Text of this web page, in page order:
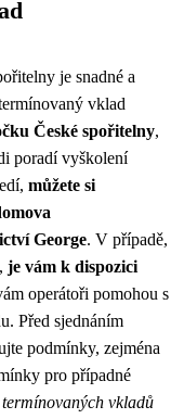
je snadné a
vklad
České spořitelny,
poradí vyškolení
můžete si
George. V případě,
je vám k dispozici
operátoři pomohou s
Před sjednáním
podmínky, zejména
pro případné
vkladů